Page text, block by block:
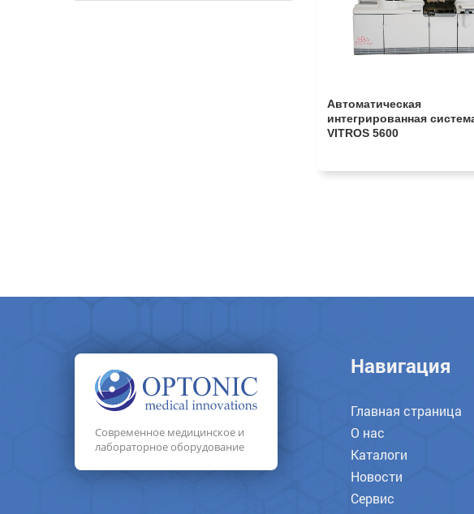
Автоматическая
интегрированная
VITROS 5600
Современное медицинское и
лабораторное оборудование
Навигация
Главная страница
О нас
Каталоги
Новости
Сервис